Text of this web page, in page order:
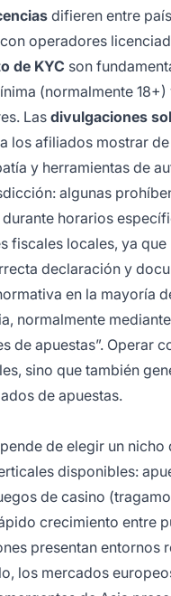
difieren entre
operadores
de KYC son
(normalmente
Lasdivulgaciones
los afiliados mostrar
y herramientas de
algunas
horarios
locales, ya
declaración y
en la mayoría
normalmente
de apuestas”. Operar
sino que también
de apuestas.
de elegir un
disponibles:
de casino
crecimiento entre
presentan entornos
los mercados